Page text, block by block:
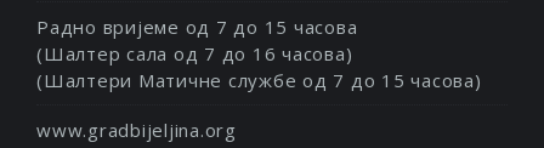
Радно вријеме од 7 до 15 часова
(Шалтер сала од 7 до 16 часова)
(Шалтери Матичне службе од 7 до 15 часова)
www.gradbijeljina.org